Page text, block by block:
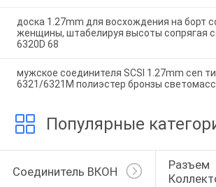
доска 1.27mm для восхождения на борт
женщины, штабелируя высоты сопрягая
6320D 68
мужское соединителя SCSI 1.27mm cen
6321/6321M полиэстер бронзы
Популярные
Соединитель ВКОН
Разъем